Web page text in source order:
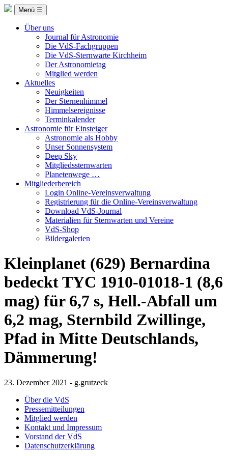
Menü ☰
Über uns
Journal für Astronomie
Die VdS-Fachgruppen
Die VdS-Sternwarte Kirchheim
Der Astronomietag
Mitglied werden
Aktuelles
Neuigkeiten
Der Sternenhimmel
Himmelsereignisse
Terminkalender
Astronomie für Einsteiger
Astronomie als Hobby
Unser Sonnensystem
Deep Sky
Mitgliedssternwarten
Planetenwege …
Mitgliederbereich
Login Online-Vereinsverwaltung
Registrierung für die Online-Vereinsverwaltung
Download VdS-Journal
Materialien für Sternwarten und Vereine
VdS-Shop
Bildergalerien
Kleinplanet (629) Bernardina
bedeckt TYC 1910-01018-1 (8,6
mag) für 6,7 s, Hell.-Abfall um
6,2 mag, Sternbild Zwillinge,
Pfad in Mitte Deutschlands,
Dämmerung!
23. Dezember 2021 - g.grutzeck
Über die VdS
Pressemitteilungen
Mitglied werden
Kontakt und Impressum
Vorstand der VdS
Datenschutzerklärung